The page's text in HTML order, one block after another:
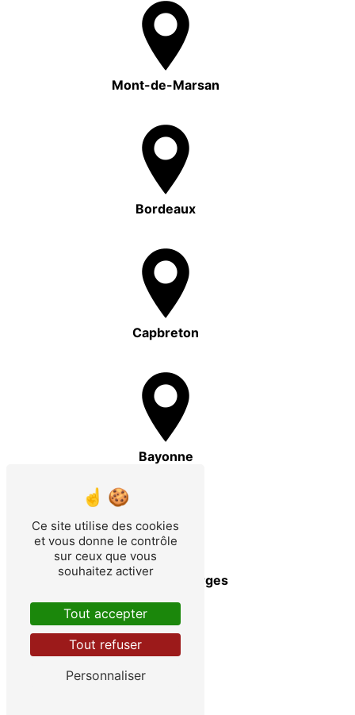
Mont-de-Marsan
Bordeaux
Capbreton
Bayonne
Pontenx-les-Forges
Ce site utilise des cookies
et vous donne le contrôle
sur ceux que vous
souhaitez activer
Tout accepter
Tout refuser
Personnaliser